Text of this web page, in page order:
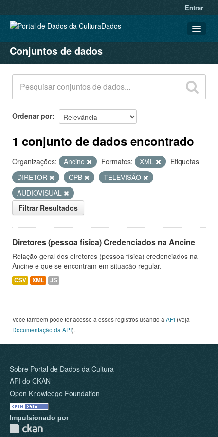
Entrar
CONJUNTOS DE DADOS
ORGANIZAÇÕES
GRUPOS
SOBRE
Conjuntos de dados
Ordenar por
1 conjunto de dados encontrado
Organizações: Ancine Formatos: XML
Etiquetas:
DIRETOR
CPB
TELEVISÃO
AUDIOVISUAL
Filtrar Resultados
Diretores (pessoa física) Credenciados na Ancine
Relação geral dos diretores (pessoa física) credenciados na
Ancine e que se encontram em situação regular.
CSV XML JS
Você também pode ter acesso a esses registros usando a API (veja
Documentação da API).
Sobre Portal de Dados da Cultura
API do CKAN
Open Knowledge Foundation
Impulsionado por